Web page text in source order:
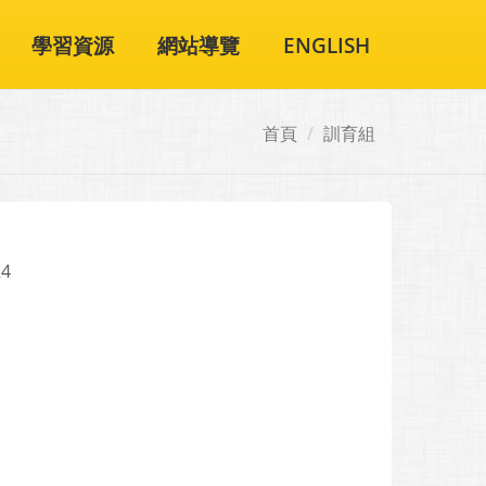
學習資源 網站導覽 ENGLISH
首頁 訓育組